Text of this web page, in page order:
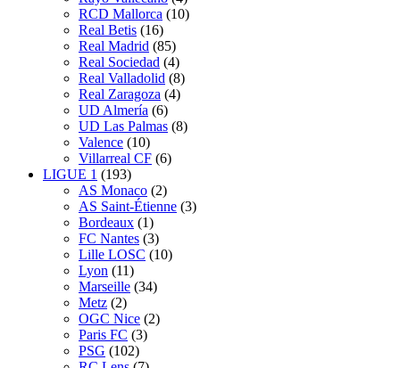
RCD Mallorca (10)
Real Betis (16)
Real Madrid (85)
Real Sociedad (4)
Real Valladolid (8)
Real Zaragoza (4)
UD Almería (6)
UD Las Palmas (8)
Valence (10)
Villarreal CF (6)
LIGUE 1 (193)
AS Monaco (2)
AS Saint-Étienne (3)
Bordeaux (1)
FC Nantes (3)
Lille LOSC (10)
Lyon (11)
Marseille (34)
Metz (2)
OGC Nice (2)
Paris FC (3)
PSG (102)